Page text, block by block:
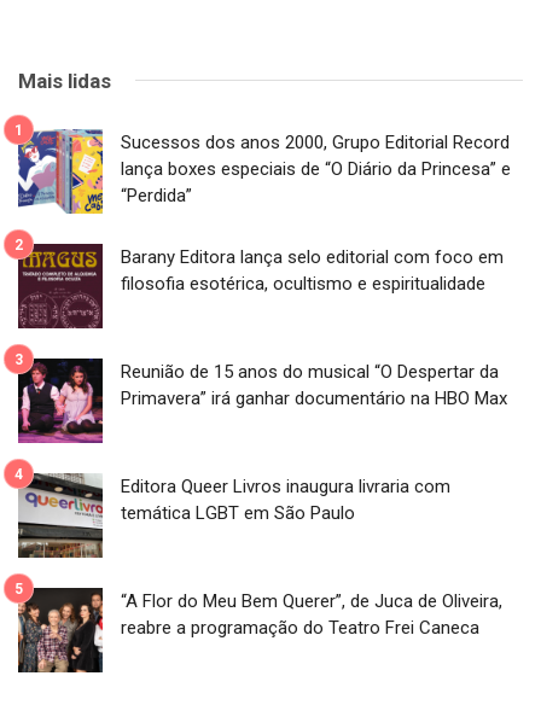
Mais lidas
Sucessos dos anos 2000, Grupo Editorial Record
lança boxes especiais de “O Diário da Princesa” e
“Perdida”
Barany Editora lança selo editorial com foco em
filosofia esotérica, ocultismo e espiritualidade
Reunião de 15 anos do musical “O Despertar da
Primavera” irá ganhar documentário na HBO Max
Editora Queer Livros inaugura livraria com
temática LGBT em São Paulo
“A Flor do Meu Bem Querer”, de Juca de Oliveira,
reabre a programação do Teatro Frei Caneca